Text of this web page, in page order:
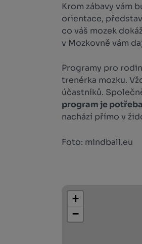
Krom zábavy vám
orientace,
co váš mozek
v Mozkovně vám
Programy pro
trenérka mozku.
účastníků.
program je
nachází přímo v
Foto: mindball.eu
+
−